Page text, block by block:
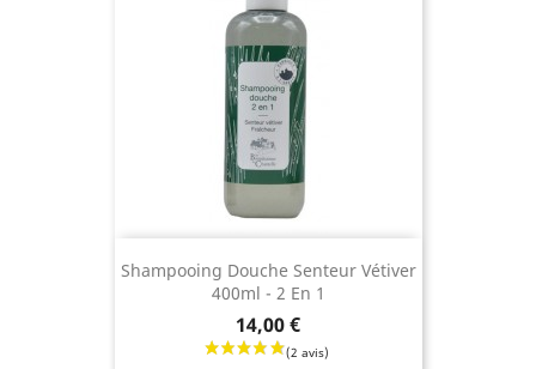
Shampooing Douche Senteur Vétiver
400ml - 2 En 1
14,00 €